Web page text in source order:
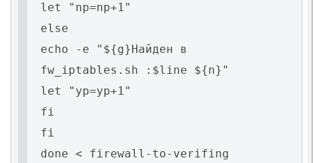
let "np=np+1"
else
echo -e "${g}Найден в
fw_iptables.sh :$line ${n}"
let "yp=yp+1"
fi
fi
done < firewall-to-verifing